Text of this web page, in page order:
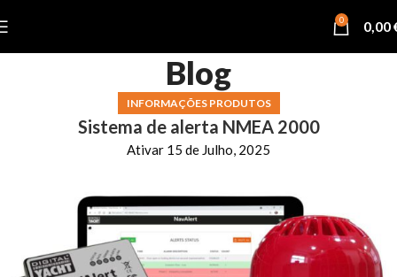
0 0,00
Blog
INFORMAÇÕES PRODUTOS
Sistema de alerta NMEA 2000
Ativar 15 de Julho, 2025